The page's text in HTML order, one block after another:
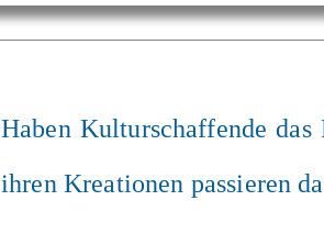
Haben Kulturschaffende
ihren Kreationen passieren